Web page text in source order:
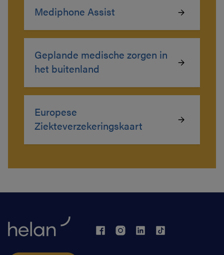
Mediphone Assist
Geplande medische zorgen in
het buitenland
Europese
Ziekteverzekeringskaart